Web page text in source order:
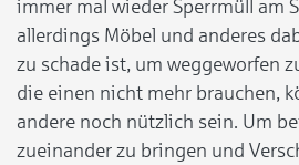
immer mal wieder Sperrmüll am
allerdings Möbel und anderes
zu schade ist, um weggeworfen
die einen nicht mehr brauchen,
andere noch nützlich sein. Um
zueinander zu bringen und